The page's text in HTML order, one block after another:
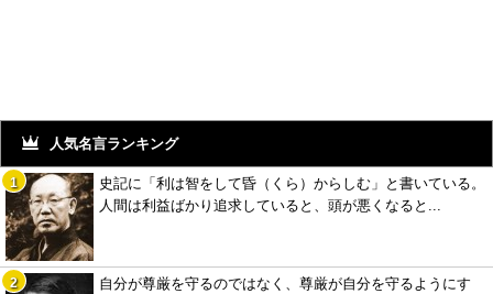
人気名言ランキング
史記に「利は智をして昏（くら）からしむ」と書いている。
人間は利益ばかり追求していると、頭が悪くなると...
自分が尊厳を守るのではなく、尊厳が自分を守るようにす